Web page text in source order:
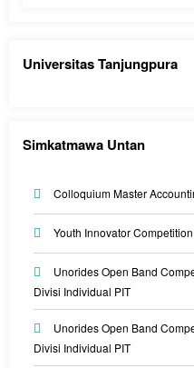
Universitas Tanjungpura
Simkatmawa Untan
Colloquium Master
Youth Innovator
Unorides Open Band
Divisi Individual PIT
Unorides Open Band
Divisi Individual PIT